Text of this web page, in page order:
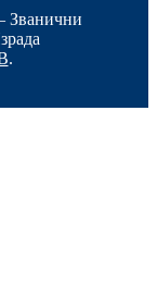
Званични
.